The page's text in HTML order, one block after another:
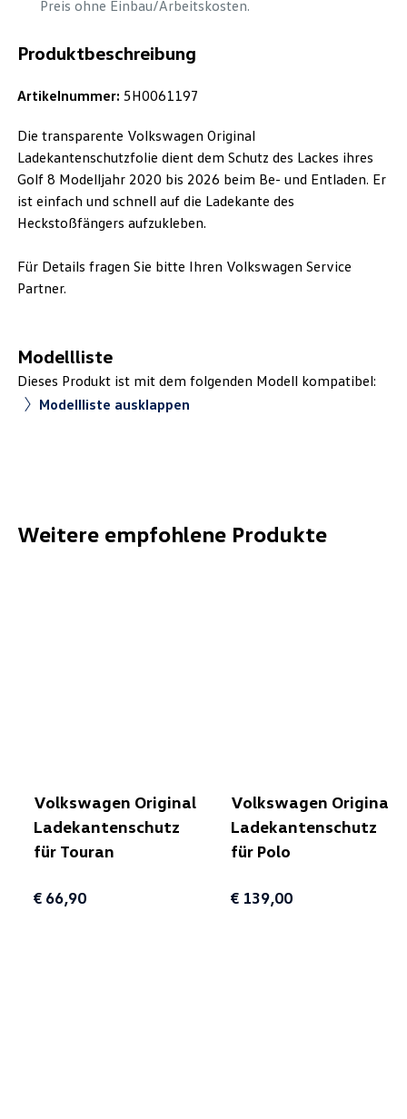
Produktbeschreibung
Artikelnummer: 5H0061197
Die transparente Volkswagen Original
Ladekantenschutzfolie dient dem Schutz des Lackes ihres
Golf 8 Modelljahr 2020 bis 2026 beim Be- und Entladen. Er
ist einfach und schnell auf die Ladekante des
Heckstoßfängers aufzukleben.
Für Details fragen Sie bitte Ihren Volkswagen Service
Partner.
Modellliste
Dieses Produkt ist mit dem folgenden Modell kompatibel:
Modellliste ausklappen
Preis ohne Einbau/Arbeitskosten.
Weitere empfohlene Produkte
Volkswagen Original
Ladekantenschutz
für Touran
€ 66,90
Volkswagen Original
Ladekantenschutz
für Polo
€ 139,00